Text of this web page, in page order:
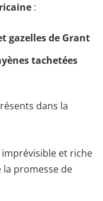
:
gazelles de Grant
tachetées
dans la
et riche
la promesse de